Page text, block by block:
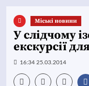
Mіські новини
У слідчому
екскурсії
16:34 25.03.2014